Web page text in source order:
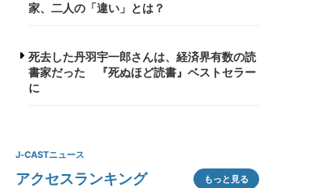
家、二人の「違い」とは？
死去した丹羽宇一郎さんは、経済界有数の読
書家だった 『死ぬほど読書』ベストセラー
に
J-CASTニュース
アクセスランキング もっと見る